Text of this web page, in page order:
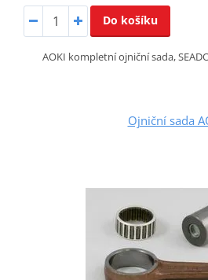
Do košíku
AOKI kompletní ojniční sada,
Ojniční sada